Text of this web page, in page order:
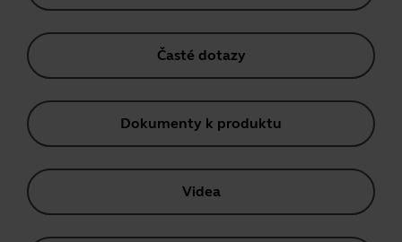
Časté dotazy
Dokumenty k produktu
Videa